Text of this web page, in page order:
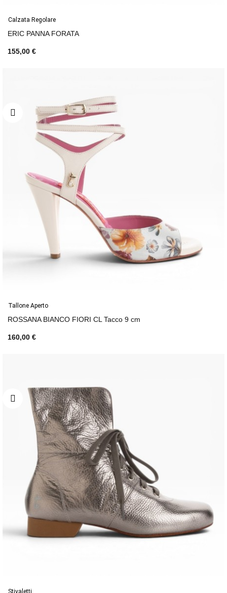
Calzata Regolare
ERIC PANNA FORATA
155,00 €
Tallone Aperto
ROSSANA BIANCO FIORI CL Tacco 9 cm
160,00 €
Stivaletti